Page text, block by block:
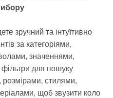
зручний та інтуїтивно
за категоріями,
значеннями,
для пошуку
розмірами, стилями,
щоб звузити коло